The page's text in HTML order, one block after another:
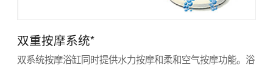
双重按摩系统*
双系统按摩浴缸同时提供水力按摩和柔和空气按摩功能。浴